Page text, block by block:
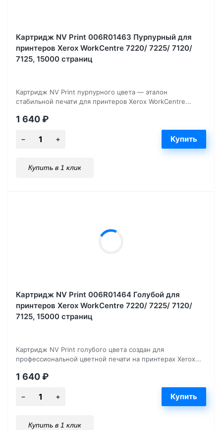
Картридж NV Print 006R01463 Пурпурный для
принтеров Xerox WorkCentre 7220/ 7225/ 7120/
7125, 15000 страниц
Картридж NV Print пурпурного цвета — эталон
стабильной печати для принтеров Xerox WorkCentre...
1 640₽
Купить в 1 клик
Картридж NV Print 006R01464 Голубой для
принтеров Xerox WorkCentre 7220/ 7225/ 7120/
7125, 15000 страниц
Картридж NV Print голубого цвета создан для
профессиональной цветной печати на принтерах Xerox...
1 640₽
Купить в 1 клик